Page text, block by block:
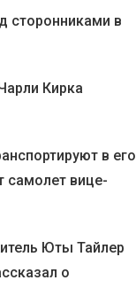
сторонниками в
Кирка
в его
самолет вице-
Юты Тайлер
о